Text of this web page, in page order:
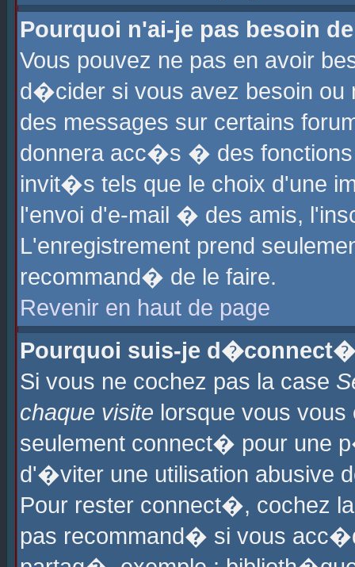
Pourquoi n'ai-je pas besoin
Vous pouvez ne pas en avoir
d�cider si vous avez besoin ou
des messages sur certains
donnera acc�s � des fonctions
invit�s tels que le choix d'une
l'envoi d'e-mail � des amis,
L'enregistrement prend
recommand� de le faire.
Revenir en haut de page
Pourquoi suis-je
Si vous ne cochez pas la case
chaque visite lorsque vous
seulement connect� pour une
d'�viter une utilisation abusive
Pour rester connect�, cochez
pas recommand� si vous